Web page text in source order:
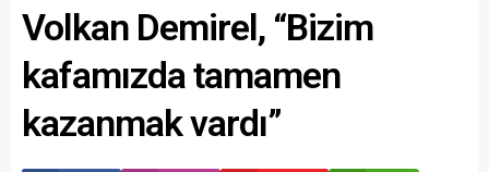
Volkan Demirel, “Bizim
kafamızda tamamen
kazanmak vardı”